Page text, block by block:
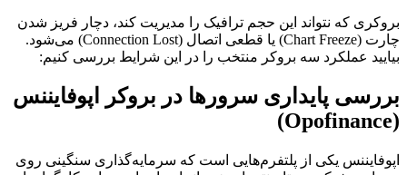
بروکری که نتواند این حجم ترافیک را مدیریت کند، دچار فریز شدن
چارت (Chart Freeze) یا قطعی اتصال (Connection Lost) می‌شود.
بیایید عملکرد سه بروکر منتخب را در این شرایط بررسی کنیم:
بررسی پایداری سرورها در بروکر اپوفایننس
(Opofinance)
اپوفایننس یکی از پلتفرم‌هایی است که سرمایه‌گذاری سنگینی روی